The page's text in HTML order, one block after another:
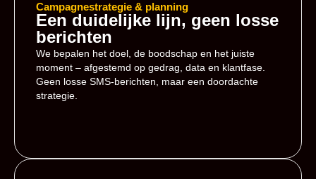
Campagnestrategie & planning
Een duidelijke lijn, geen losse
berichten
We bepalen het doel, de boodschap en het juiste
moment – afgestemd op gedrag, data en klantfase.
Geen losse SMS-berichten, maar een doordachte
strategie.